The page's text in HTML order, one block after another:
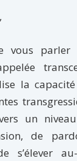
vous
la
un
de
s’élever